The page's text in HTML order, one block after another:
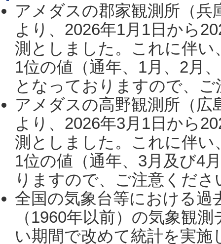
アメダスの郡家観測所（
より、2026年1月1日から
測としました。これに伴い
1位の値（通年、1月、2月
となっておりますので、
アメダスの高野観測所（
より、2026年3月1日から
測としました。これに伴い
1位の値（通年、3月及び4
りますので、ご注意くだ
全国の気象台等における過
（1960年以前）の気象観
い期間で改めて統計を実